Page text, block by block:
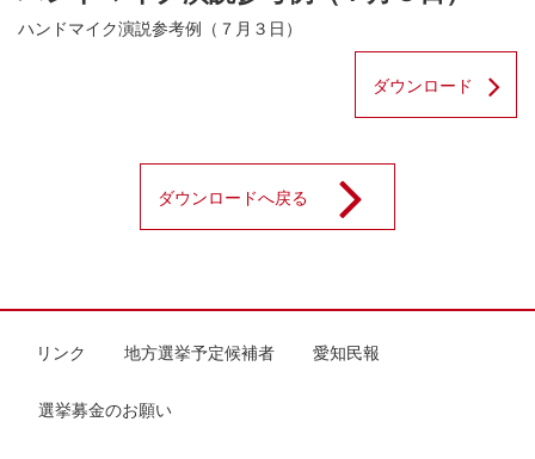
ハンドマイク演説参考例（７月３日）
ダウンロード
ダウンロードへ戻る
リンク 地方選挙予定候補者 愛知民報
選挙募金のお願い